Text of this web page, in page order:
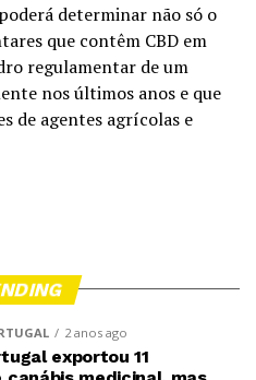
determinar não só o
que contêm CBD em
regulamentar de um
nos últimos anos e que
de agentes agrícolas e
2 anos ago
exportou 11